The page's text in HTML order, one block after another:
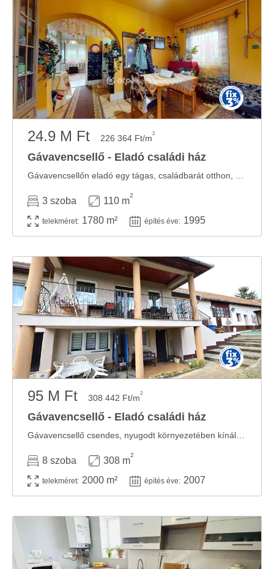
24.9 M Ft 226 364 Ft/m2
Gávavencsellő - Eladó családi ház
3 szoba 110 m
2
telekméret: 1780 m² építés éve: 1995
95 M Ft 308 442 Ft/m2
Gávavencsellő - Eladó családi ház
8 szoba 308 m
2
telekméret: 2000 m² építés éve: 2007